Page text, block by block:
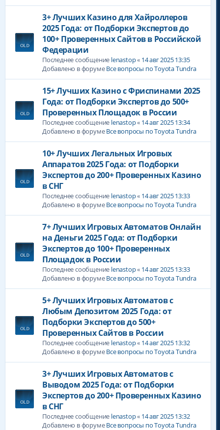
3+ Лучших Казино для Хайроллеров
2025 Года: от Подборки Экспертов до
100+ Проверенных Сайтов в Российской
Федерации
Последнее сообщение lenastop« 14 авг 2025 13:35
Добавлено в форумеВсе вопросы по Toyota Tundra
15+ Лучших Казино с Фриспинами 2025
Года: от Подборки Экспертов до 500+
Проверенных Площадок в России
Последнее сообщение lenastop« 14 авг 2025 13:34
Добавлено в форумеВсе вопросы по Toyota Tundra
10+ Лучших Легальных Игровых
Аппаратов 2025 Года: от Подборки
Экспертов до 200+ Проверенных Казино
в СНГ
Последнее сообщение lenastop« 14 авг 2025 13:33
Добавлено в форумеВсе вопросы по Toyota Tundra
7+ Лучших Игровых Автоматов Онлайн
на Деньги 2025 Года: от Подборки
Экспертов до 100+ Проверенных
Площадок в России
Последнее сообщение lenastop« 14 авг 2025 13:33
Добавлено в форумеВсе вопросы по Toyota Tundra
5+ Лучших Игровых Автоматов с
Любым Депозитом 2025 Года: от
Подборки Экспертов до 500+
Проверенных Сайтов в России
Последнее сообщение lenastop« 14 авг 2025 13:32
Добавлено в форумеВсе вопросы по Toyota Tundra
3+ Лучших Игровых Автоматов с
Выводом 2025 Года: от Подборки
Экспертов до 200+ Проверенных Казино
в СНГ
Последнее сообщение lenastop« 14 авг 2025 13:32
Добавлено в форумеВсе вопросы по Toyota Tundra